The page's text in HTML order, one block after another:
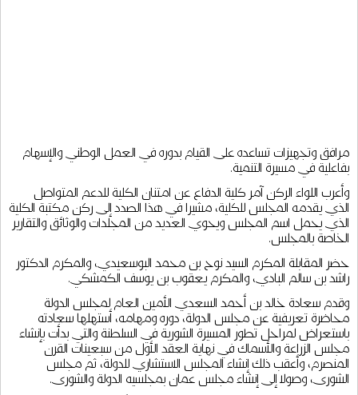
مرافق وتجهيزات تساعده على القيام بدوره في العمل الوطني والإسهام
بفاعلية في مسيرة التنمية.
وأعرب اللواء الركن آمر كلية الدفاع عن امتنان الكلية للدعم المتواصل
الذي يقدمه المجلس للكلية، مشيرا في هذا الصدد إلى ركن مكتبة الكلية
الذي يحمل اسم المجلس ويحوي العديد من المجلدات والوثائق والتقارير
الخاصة بالمجلس.
حضر المقابلة المكرم السيد نوح بن محمد البوسعيدي، والمكرم الدكتور
راشد بن سالم البادي، والمكرم يعقوب بن يوسف الكمشكي.
وقدم سعادة خالد بن أحمد السعدي الأمين العام لمجلس الدولة
محاضرة تعريفية عن مجلس الدولة، دوره ومهامه، أستهلها سعادته
باستعراض لمراحل تطور المسيرة الشورية في السلطنة والتي بدأت بإنشاء
مجلس الزراعة والأسماك في نهاية العقد الأول من سبعينات القرن
المنصرم، وأعقب ذلك إنشاء المجلس الاستشاري للدولة، ثم مجلس
الشورى، وصولا إلى إنشاء مجلس عمان بمجلسيه الدولة والشورى.